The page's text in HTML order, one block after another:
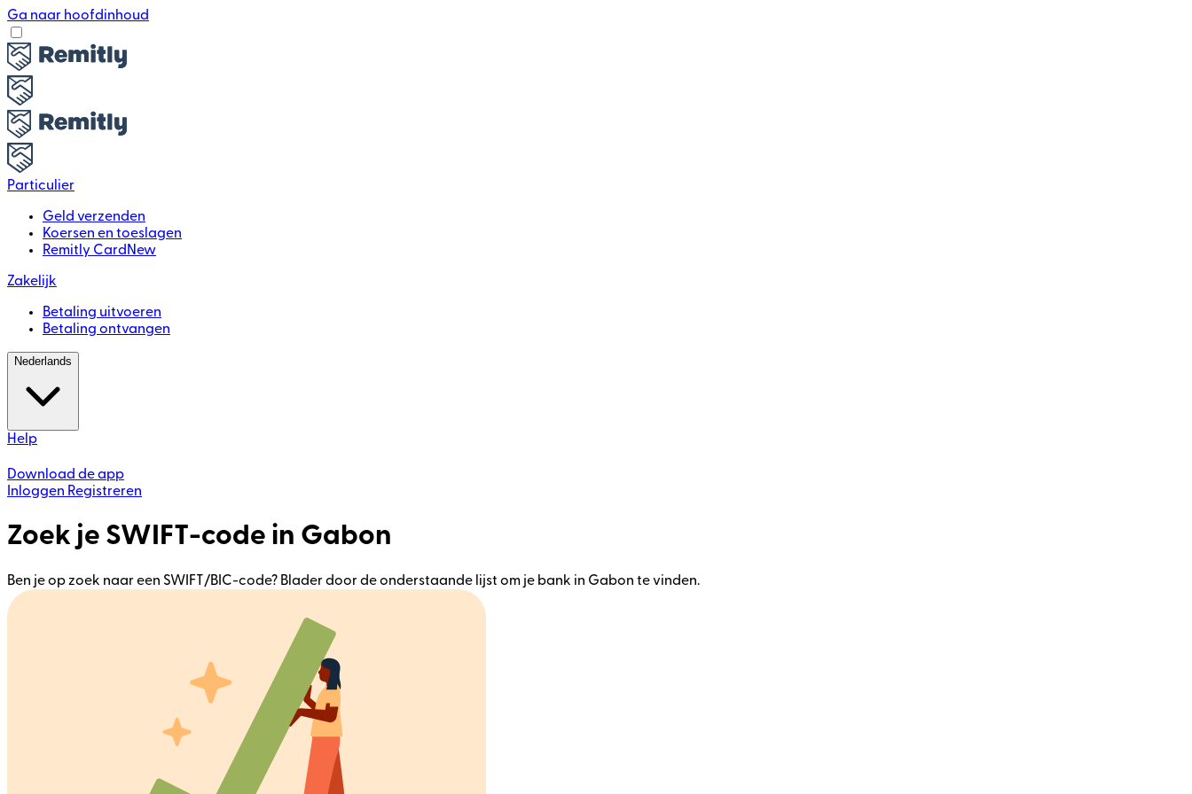
Ga naar hoofdinhoud
Particulier
Geld verzenden
Koersen en toeslagen
Remitly Card New
Zakelijk
Betaling uitvoeren
Betaling ontvangen
Nederlands
Help
Download de app
Inloggen Registreren
Zoek je SWIFT-code in Gabon
Ben je op zoek naar een SWIFT/BIC-code? Blader door de onderstaande lijst om je bank in Gabon te vinden.